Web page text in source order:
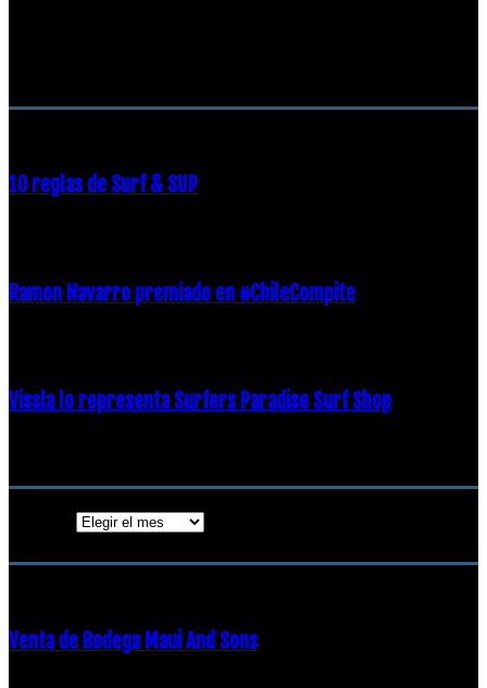
10 reglas de Surf & SUP
Ramon Navarro premiado en #ChileCompite
Vissla lo representa Surfers Paradise Surf Shop
Venta de Bodega Maui And Sons